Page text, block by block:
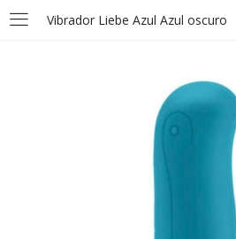
Vibrador Liebe Azul Azul oscuro
INICIAR SESIÓN
Ingrese su nombre de usuario y